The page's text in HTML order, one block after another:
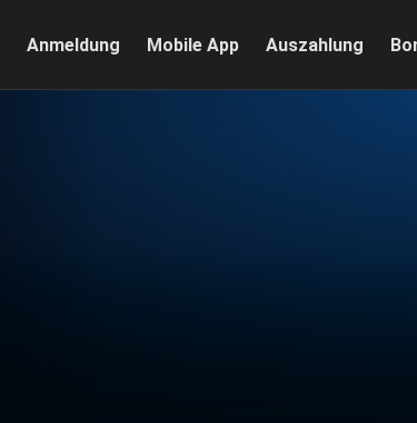
Anmeldung Mobile App Auszahlung